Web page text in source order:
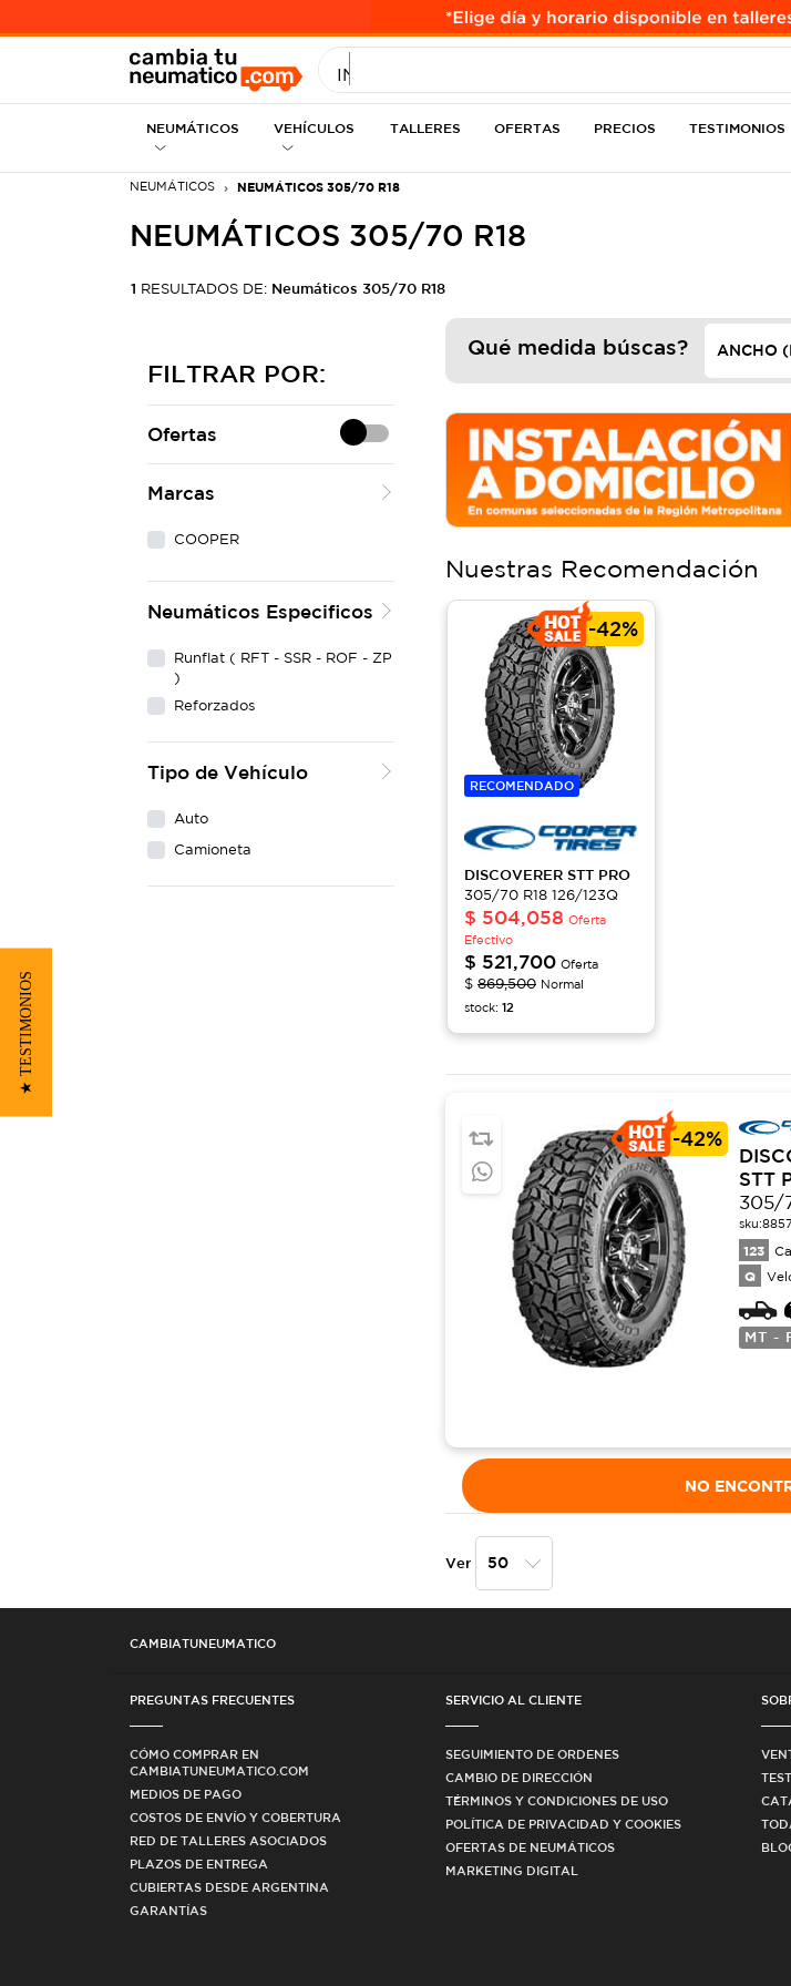
INGRESE MEDIDA
NEUMÁTICOS VEHÍCULOS TALLERES OFERTAS PRECIOS TESTIMONIOS
NEUMÁTICOS NEUMÁTICOS 305/70 R18
NEUMÁTICOS 305/70 R18
1 RESULTADOS DE: Neumáticos 305/70 R18
FILTRAR POR:
Ofertas
Marcas
COOPER
Neumáticos Especificos
Runflat ( RFT - SSR - ROF - ZP
)
Reforzados
Tipo de Vehículo
Auto
Camioneta
Qué medida búscas?
Nuestras Recomendación
-42%
RECOMENDADO
DISCOVERER STT PRO
305/70 R18 126/123Q
$ 504,058 Oferta
Efectivo
$ 521,700 Oferta
$ 869,500 Normal
stock: 12
-42%
STT
305/
sku:8857
123
Q
MT -
NO
Ver
CAMBIATUNEUMATICO
PREGUNTAS FRECUENTES
CÓMO COMPRAR EN
CAMBIATUNEUMATICO.COM
MEDIOS DE PAGO
COSTOS DE ENVÍO Y COBERTURA
RED DE TALLERES ASOCIADOS
PLAZOS DE ENTREGA
CUBIERTAS DESDE ARGENTINA
GARANTÍAS
SERVICIO AL CLIENTE
SEGUIMIENTO DE ORDENES
CAMBIO DE DIRECCIÓN
TÉRMINOS Y CONDICIONES DE USO
POLÍTICA DE PRIVACIDAD Y COOKIES
OFERTAS DE NEUMÁTICOS
MARKETING DIGITAL
★ TESTIMONIOS